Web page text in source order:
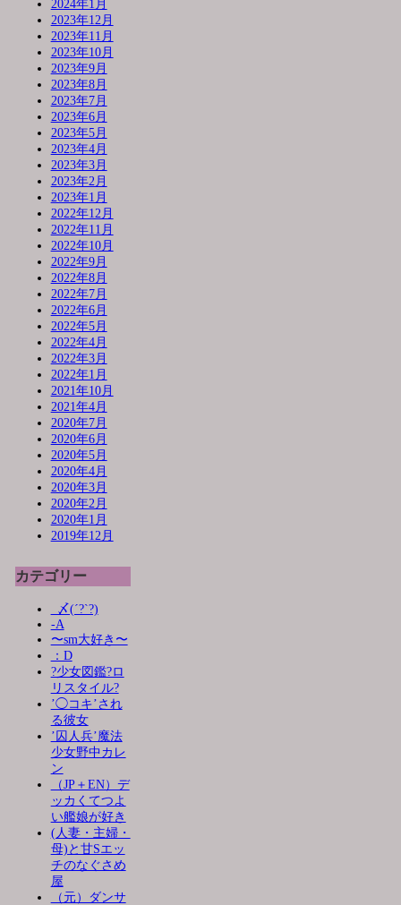
2024年1月
2023年12月
2023年11月
2023年10月
2023年9月
2023年8月
2023年7月
2023年6月
2023年5月
2023年4月
2023年3月
2023年2月
2023年1月
2022年12月
2022年11月
2022年10月
2022年9月
2022年8月
2022年7月
2022年6月
2022年5月
2022年4月
2022年3月
2022年1月
2021年10月
2021年4月
2020年7月
2020年6月
2020年5月
2020年4月
2020年3月
2020年2月
2020年1月
2019年12月
カテゴリー
_〆(´?`?)
-A
〜sm大好き〜
：D
?少女図鑑?ロ
リスタイル?
’◯コキ’され
る彼女
’囚人兵’魔法
少女野中カレ
ン
（JP＋EN）デ
ッカくてつよ
い艦娘が好き
(人妻・主婦・
母)と甘Sエッ
チのなぐさめ
屋
（元）ダンサ